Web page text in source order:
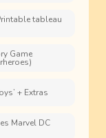
tableau
Game
+ Extras
Marvel DC